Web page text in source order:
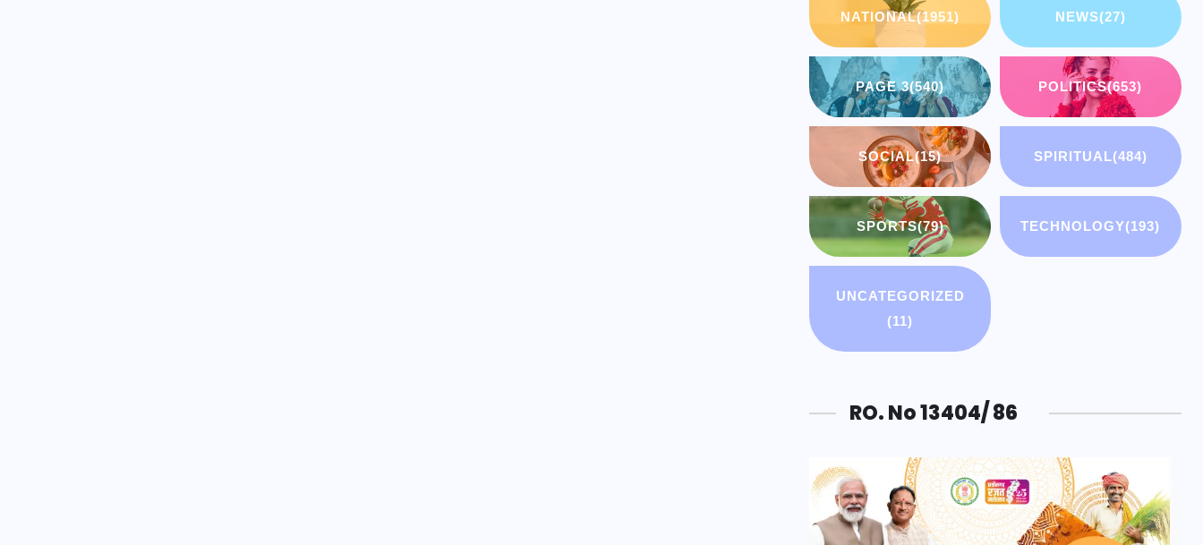
NATIONAL(1951) NEWS(27)
PAGE 3(540) POLITICS(653)
SOCIAL(15) SPIRITUAL(484)
SPORTS(79) TECHNOLOGY(193)
UNCATEGORIZED
(11)
RO. No 13404/ 86